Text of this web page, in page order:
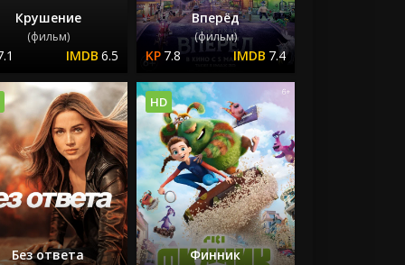
Крушение
(фильм)
6.5
Вперёд
(фильм)
7.8 7.4
Без ответа Финник
HD